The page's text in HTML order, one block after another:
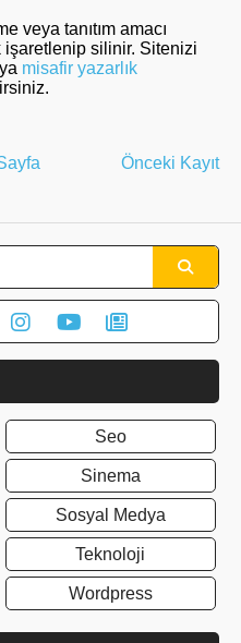
veya tanıtım amacı
işaretlenip silinir. Sitenizi
misafir yazarlık
Önceki Kayıt
Seo
Sinema
Sosyal Medya
Teknoloji
Wordpress